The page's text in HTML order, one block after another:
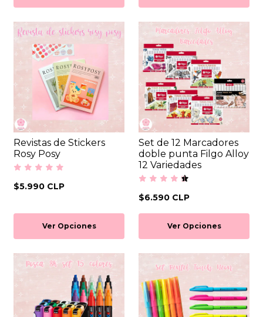
Revistas de Stickers
Rosy Posy
$5.990 CLP
Ver Opciones
Set de 12 Marcadores
doble punta Filgo Alloy
12 Variedades
$6.590 CLP
Ver Opciones